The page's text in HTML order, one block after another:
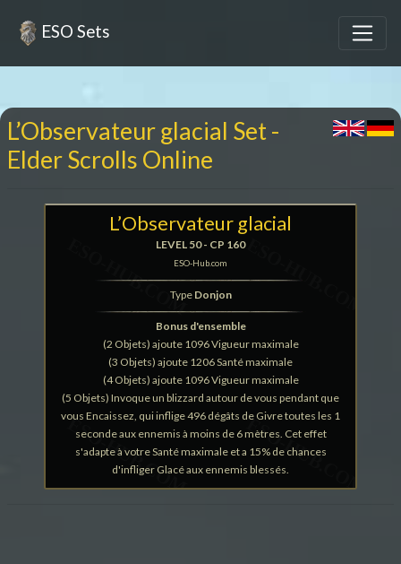
ESO Sets
L’Observateur glacial Set -
Elder Scrolls Online
L’Observateur glacial
LEVEL 50 - CP 160
ESO-Hub.com
Type Donjon
Bonus d'ensemble
(2 Objets) ajoute 1096 Vigueur maximale
(3 Objets) ajoute 1206 Santé maximale
(4 Objets) ajoute 1096 Vigueur maximale
(5 Objets) Invoque un blizzard autour de vous pendant que
vous Encaissez, qui inflige 496 dégâts de Givre toutes les 1
seconde aux ennemis à moins de 6 mètres. Cet effet
s'adapte à votre Santé maximale et a 15% de chances
d'infliger Glacé aux ennemis blessés.